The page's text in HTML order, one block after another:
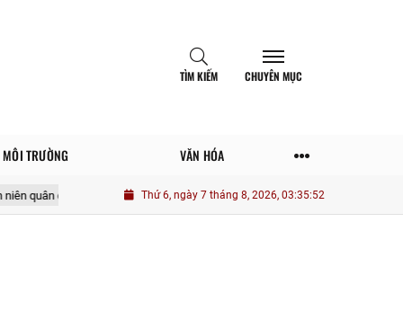
TÌM KIẾM CHUYÊN MỤC
MÔI TRƯỜNG VĂN HÓA
phát huy giá trị văn hóa “Bộ đội Cụ Hồ” thời kỳ mới
Thứ 6, ngày 7 tháng 8, 2026, 03:35:53